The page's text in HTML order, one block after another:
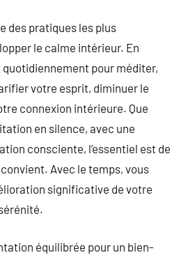
des pratiques les plus
le calme intérieur. En
pour méditer,
votre esprit, diminuer le
connexion intérieure. Que
en silence, avec une
consciente, l’essentiel est de
Avec le temps, vous
significative de votre
équilibrée pour un bien-